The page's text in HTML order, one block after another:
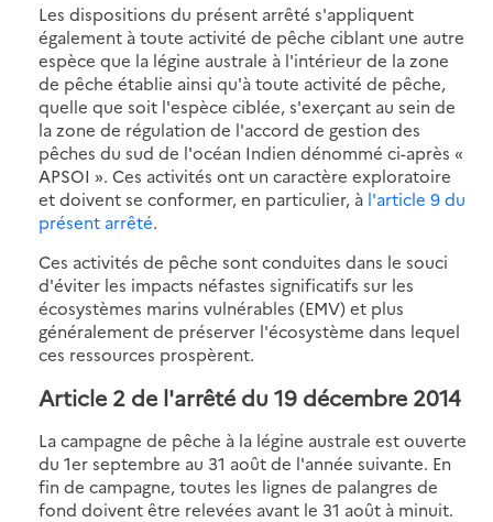
Les dispositions du présent arrêté s'appliquent
également à toute activité de pêche ciblant une autre
espèce que la légine australe à l'intérieur de la zone
de pêche établie ainsi qu'à toute activité de pêche,
quelle que soit l'espèce ciblée, s'exerçant au sein de
la zone de régulation de l'accord de gestion des
pêches du sud de l'océan Indien dénommé ci-après «
APSOI ». Ces activités ont un caractère exploratoire
et doivent se conformer, en particulier, à l'article 9 du
présent arrêté.
Ces activités de pêche sont conduites dans le souci
d'éviter les impacts néfastes significatifs sur les
écosystèmes marins vulnérables (EMV) et plus
généralement de préserver l'écosystème dans lequel
ces ressources prospèrent.
Article 2 de l'arrêté du 19 décembre 2014
La campagne de pêche à la légine australe est ouverte
du 1er septembre au 31 août de l'année suivante. En
fin de campagne, toutes les lignes de palangres de
fond doivent être relevées avant le 31 août à minuit.